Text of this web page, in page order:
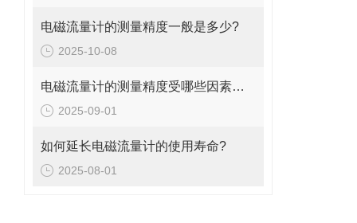
电磁流量计的测量精度一般是多少?
2025-10-08
电磁流量计的测量精度受哪些因素影响?
2025-09-01
如何延长电磁流量计的使用寿命?
2025-08-01